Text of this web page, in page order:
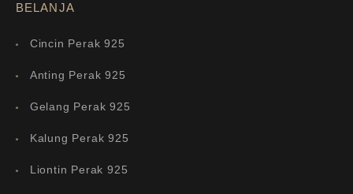
BELANJA
Cincin Perak 925
Anting Perak 925
Gelang Perak 925
Kalung Perak 925
Liontin Perak 925